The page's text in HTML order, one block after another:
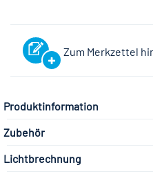
Zum Merkzettel
Produktinformation
Zubehör
Lichtbrechnung